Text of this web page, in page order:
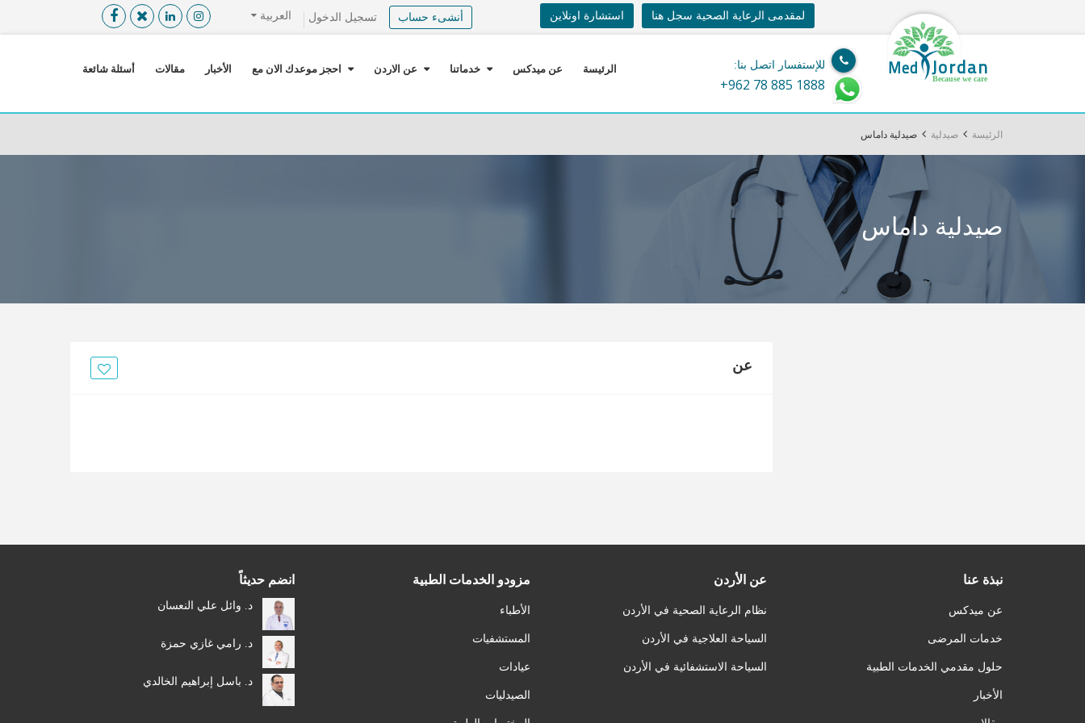
القائمة X
العربية تسجيل الدخول استشارة اونلاين لمقدمى الرعاية الصحية سجل هنا أنشىء حساب
Med Jordan
Because we care
للإستفسار اتصل بنا:
+962 78 885 1888
الرئيسة عن ميدكس خدماتنا عن الاردن احجز موعدك الان مع الأخبار مقالات أسئلة شائعة
الرئيسة صيدلية صيدلية داماس
صيدلية داماس
عن
نبذة عنا
عن ميدكس
خدمات المرضى
حلول مقدمي الخدمات الطبية
الأخبار
عن الأردن
نظام الرعاية الصحية في الأردن
السياحة العلاجية في الأردن
السياحة الاستشفائية في الأردن
مزودو الخدمات الطبية
الأطباء
المستشفيات
عيادات
الصيدليات
انضم حديثاً
د. وائل علي النعسان
د. رامي غازي حمزة
د. باسل إبراهيم الخالدي